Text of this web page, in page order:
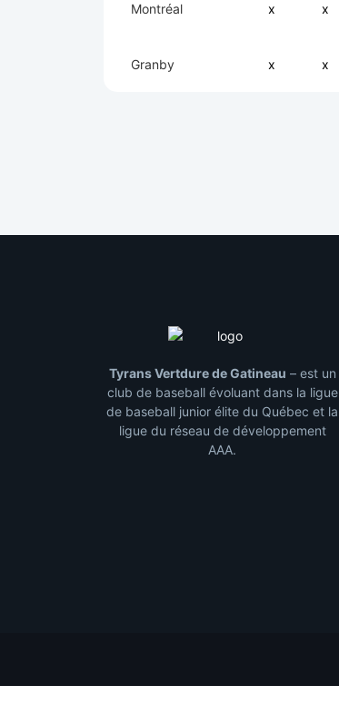
Montréal x x
Granby x x
Tyrans Vertdure de Gatineau – est un
club de baseball évoluant dans la ligue
de baseball junior élite du Québec et la
ligue du réseau de développement
AAA.